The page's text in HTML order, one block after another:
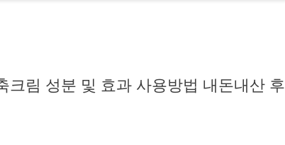
크림 성분 및 효과 사용방법 내돈내산 후